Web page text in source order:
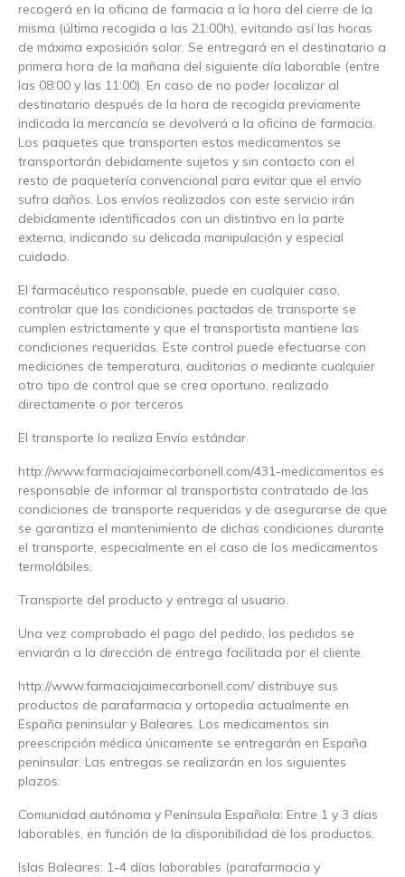
recogerá en la oficina de farmacia a la hora del cierre de la
misma (última recogida a las 21:00h), evitando así las horas
de máxima exposición solar. Se entregará en el destinatario a
primera hora de la mañana del siguiente día laborable (entre
las 08:00 y las 11:00). En caso de no poder localizar al
destinatario después de la hora de recogida previamente
indicada la mercancía se devolverá a la oficina de farmacia.
Los paquetes que transporten estos medicamentos se
transportarán debidamente sujetos y sin contacto con el
resto de paquetería convencional para evitar que el envío
sufra daños. Los envíos realizados con este servicio irán
debidamente identificados con un distintivo en la parte
externa, indicando su delicada manipulación y especial
cuidado.
El farmacéutico responsable, puede en cualquier caso,
controlar que las condiciones pactadas de transporte se
cumplen estrictamente y que el transportista mantiene las
condiciones requeridas. Este control puede efectuarse con
mediciones de temperatura, auditorias o mediante cualquier
otro tipo de control que se crea oportuno, realizado
directamente o por terceros
El transporte lo realiza Envío estándar.
http://www.farmaciajaimecarbonell.com/431-medicamentos es
responsable de informar al transportista contratado de las
condiciones de transporte requeridas y de asegurarse de que
se garantiza el mantenimiento de dichas condiciones durante
el transporte, especialmente en el caso de los medicamentos
termolábiles.
Transporte del producto y entrega al usuario.
Una vez comprobado el pago del pedido, los pedidos se
enviarán a la dirección de entrega facilitada por el cliente.
http://www.farmaciajaimecarbonell.com/ distribuye sus
productos de parafarmacia y ortopedia actualmente en
España peninsular y Baleares. Los medicamentos sin
preescripción médica únicamente se entregarán en España
peninsular. Las entregas se realizarán en los siguientes
plazos:
Comunidad autónoma y Península Española: Entre 1 y 3 días
laborables, en función de la disponibilidad de los productos.
Islas Baleares: 1-4 días laborables (parafarmacia y